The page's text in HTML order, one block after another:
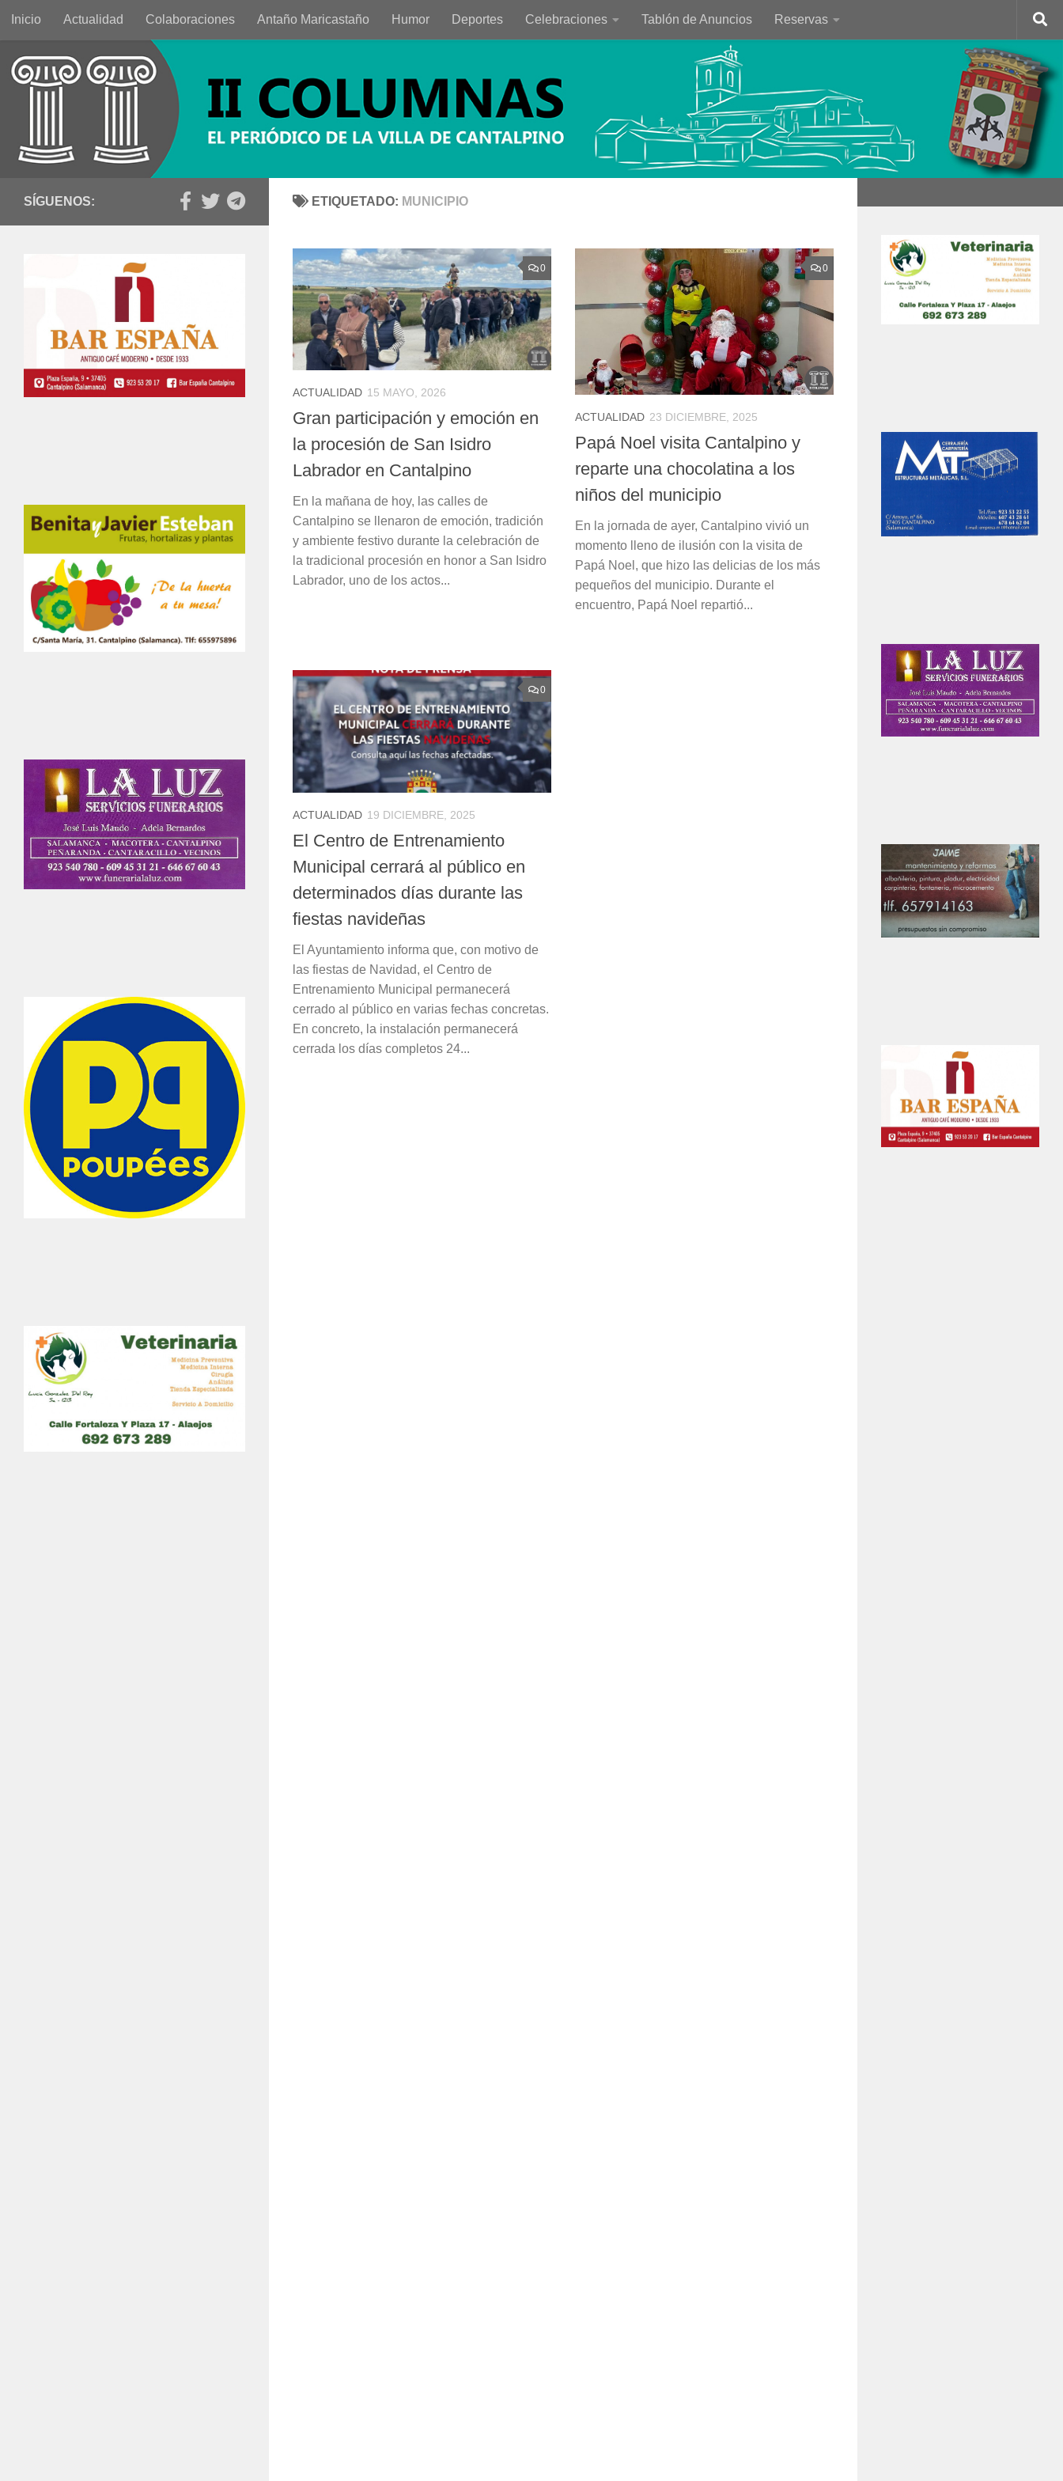
Saltar al contenido
Inicio Actualidad Colaboraciones Antaño Maricastaño Humor Deportes Celebraciones Tablón de Anuncios Reservas
ETIQUETADO: MUNICIPIO
0
ACTUALIDAD 15 MAYO, 2026
Gran participación y emoción en
la procesión de San Isidro
Labrador en Cantalpino
En la mañana de hoy, las calles de
Cantalpino se llenaron de emoción, tradición
y ambiente festivo durante la celebración de
la tradicional procesión en honor a San Isidro
Labrador, uno de los actos...
0
ACTUALIDAD 23 DICIEMBRE, 2025
Papá Noel visita Cantalpino y
reparte una chocolatina a los
niños del municipio
En la jornada de ayer, Cantalpino vivió un
momento lleno de ilusión con la visita de
Papá Noel, que hizo las delicias de los más
pequeños del municipio. Durante el
encuentro, Papá Noel repartió...
0
ACTUALIDAD 19 DICIEMBRE, 2025
El Centro de Entrenamiento
Municipal cerrará al público en
determinados días durante las
fiestas navideñas
El Ayuntamiento informa que, con motivo de
las fiestas de Navidad, el Centro de
Entrenamiento Municipal permanecerá
cerrado al público en varias fechas concretas.
En concreto, la instalación permanecerá
cerrada los días completos 24...
SÍGUENOS: